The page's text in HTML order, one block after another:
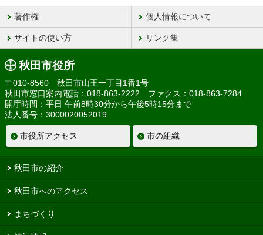
著作権 個人情報について
サイトの使い方 リンク集
秋田市役所
〒010-8560 秋田市山王一丁目1番1号
秋田市窓口案内電話：018-863-2222 ファクス：018-863-7284
開庁時間：平日 午前8時30分から午後5時15分まで
法人番号：3000020052019
市役所アクセス 市の組織
秋田市の紹介
秋田市へのアクセス
まちづくり